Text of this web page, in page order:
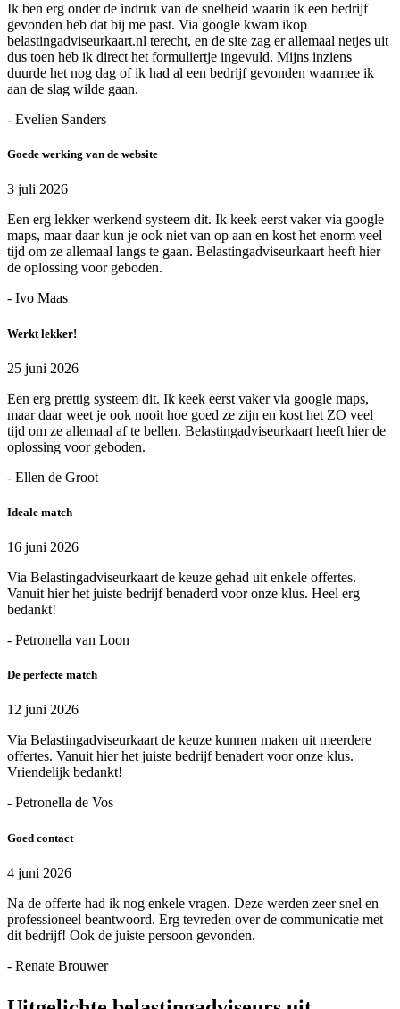
Ik ben erg onder de indruk van de snelheid waarin ik een bedrijf
gevonden heb dat bij me past. Via google kwam ikop
belastingadviseurkaart.nl terecht, en de site zag er allemaal netjes uit
dus toen heb ik direct het formuliertje ingevuld. Mijns inziens
duurde het nog dag of ik had al een bedrijf gevonden waarmee ik
aan de slag wilde gaan.
- Evelien Sanders
Goede werking van de website
3 juli 2026
Een erg lekker werkend systeem dit. Ik keek eerst vaker via google
maps, maar daar kun je ook niet van op aan en kost het enorm veel
tijd om ze allemaal langs te gaan. Belastingadviseurkaart heeft hier
de oplossing voor geboden.
- Ivo Maas
Werkt lekker!
25 juni 2026
Een erg prettig systeem dit. Ik keek eerst vaker via google maps,
maar daar weet je ook nooit hoe goed ze zijn en kost het ZO veel
tijd om ze allemaal af te bellen. Belastingadviseurkaart heeft hier de
oplossing voor geboden.
- Ellen de Groot
Ideale match
16 juni 2026
Via Belastingadviseurkaart de keuze gehad uit enkele offertes.
Vanuit hier het juiste bedrijf benaderd voor onze klus. Heel erg
bedankt!
- Petronella van Loon
De perfecte match
12 juni 2026
Via Belastingadviseurkaart de keuze kunnen maken uit meerdere
offertes. Vanuit hier het juiste bedrijf benadert voor onze klus.
Vriendelijk bedankt!
- Petronella de Vos
Goed contact
4 juni 2026
Na de offerte had ik nog enkele vragen. Deze werden zeer snel en
professioneel beantwoord. Erg tevreden over de communicatie met
dit bedrijf! Ook de juiste persoon gevonden.
- Renate Brouwer